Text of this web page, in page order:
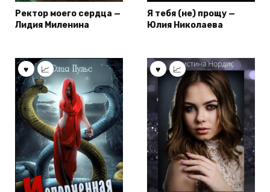
Ректор моего сердца —
Лидия Миленина
Я тебя (не) прощу —
Юлия Николаева